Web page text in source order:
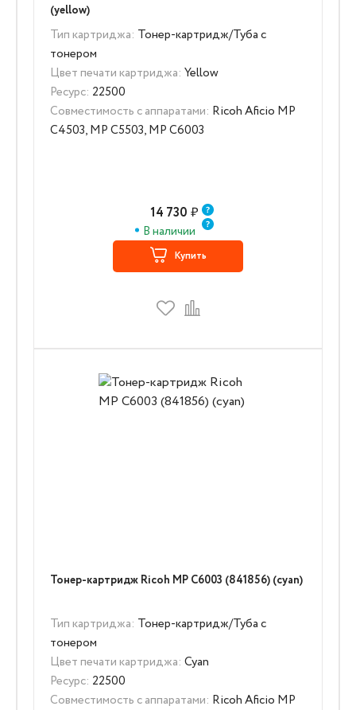
(yellow)
Тип картриджа: Тонер-картридж/Туба с
тонером
Цвет печати картриджа: Yellow
Ресурс: 22500
Совместимость с аппаратами: Ricoh Aficio MP
C4503, MP C5503, MP C6003
14 730 ₽
В наличии
Купить
Тонер-картридж Ricoh MP C6003 (841856) (cyan)
Тип картриджа: Тонер-картридж/Туба с
тонером
Цвет печати картриджа: Cyan
Ресурс: 22500
Совместимость с аппаратами: Ricoh Aficio MP